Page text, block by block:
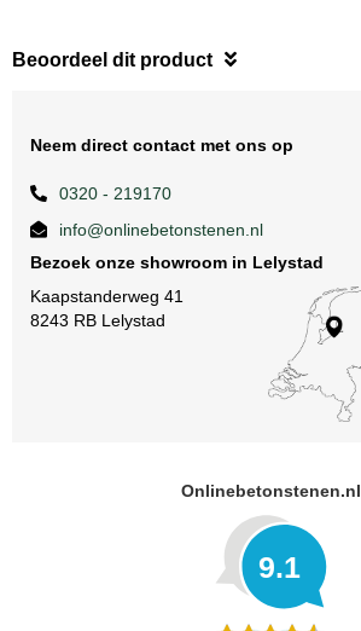
Beoordeel dit product
Neem direct contact met ons op
0320 - 219170
info@onlinebetonstenen.nl
Bezoek onze showroom in Lelystad
Kaapstanderweg 41
8243 RB Lelystad
Onlinebetonstenen.nl
9.1